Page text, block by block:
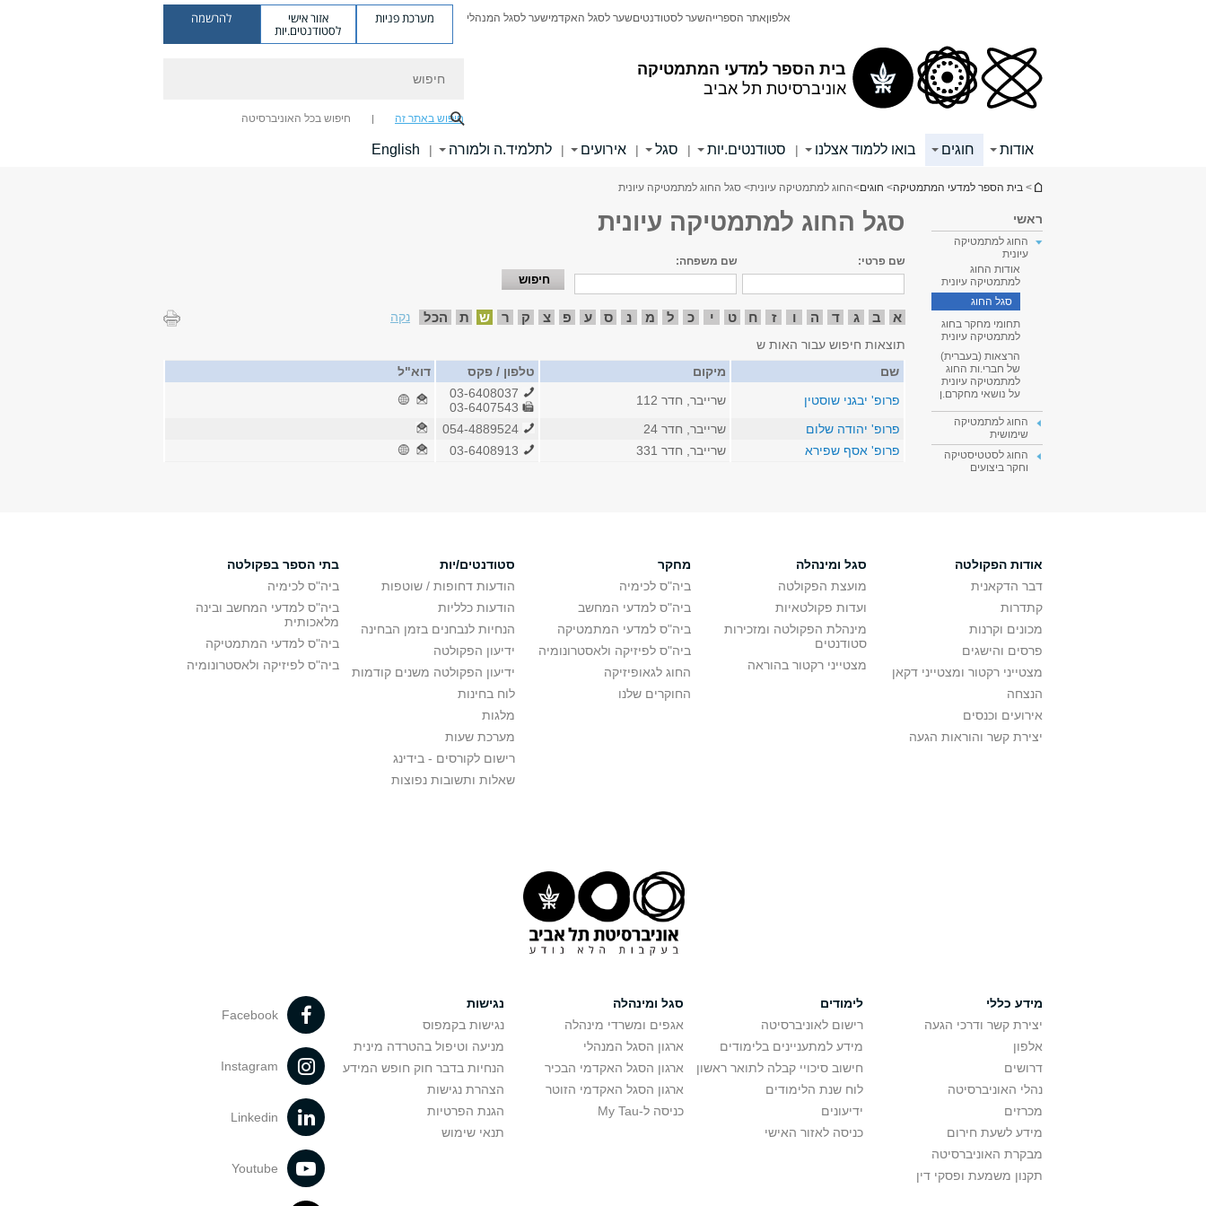
בית הספר למדעי המתמטיקה
אוניברסיטת תל אביב
אלפוןאתר הספרייהשער לסטודנטיםשער לסגל האקדמישער לסגל המנהלי מערכת פניות אזור אישי
לסטודנטים.יות
להרשמה
חיפוש באתר זה חיפוש בכל האוניברסיטה
אודות חוגים בואו ללמוד אצלנו | סטודנטים.יות | סגל | אירועים | לתלמיד.ה ולמורה |
English
הינך נמצא כאן
> בית הספר למדעי המתמטיקה> חוגים>החוג למתמטיקה עיונית> סגל החוג למתמטיקה עיונית
ראשי
החוג למתמטיקה
עיונית
אודות החוג
למתמטיקה עיונית
סגל החוג
תחומי מחקר בחוג
למתמטיקה עיונית
הרצאות (בעברית)
של חברי.ות החוג
למתמטיקה עיונית
על נושאי מחקרם.ן
החוג למתמטיקה
שימושית
החוג לסטטיסטיקה
וחקר ביצועים
סגל החוג למתמטיקה עיונית
שם פרטי: שם משפחה:
א ב ג ד ה ו ז ח ט י כ ל מ נ ס ע פ צ ק ר ש ת הכל
נקה
תוצאות חיפוש עבור האות ש
שם
מיקום טלפון / פקס
דוא"ל
פרופ' יבגני שוסטין
שרייבר, חדר 112
פרופ' יהודה שלום
שרייבר, חדר 24
פרופ' אסף שפירא
שרייבר, חדר 331
אודות הפקולטה
דבר הדקאנית
קתדרות
מכונים וקרנות
פרסים והישגים
מצטייני רקטור ומצטייני דקאן
הנצחה
אירועים וכנסים
יצירת קשר והוראות הגעה
סגל ומינהלה
מועצת הפקולטה
ועדות פקולטאיות
מינהלת הפקולטה ומזכירות
סטודנטים
מצטייני רקטור בהוראה
מחקר
ביה"ס לכימיה
ביה"ס למדעי המחשב
ביה"ס למדעי המתמטיקה
ביה"ס לפיזיקה ולאסטרונומיה
החוג לגאופיזיקה
החוקרים שלנו
סטודנטים/יות
הודעות דחופות / שוטפות
הודעות כלליות
הנחיות לנבחנים בזמן הבחינה
ידיעון הפקולטה
ידיעון הפקולטה משנים קודמות
לוח בחינות
מלגות
מערכת שעות
רישום לקורסים - בידינג
שאלות ותשובות נפוצות
בתי הספר בפקולטה
ביה"ס לכימיה
ביה"ס למדעי המחשב ובינה
מלאכותית
ביה"ס למדעי המתמטיקה
ביה"ס לפיזיקה ולאסטרונומיה
מידע כללי
יצירת קשר ודרכי הגעה
אלפון
דרושים
נהלי האוניברסיטה
מכרזים
מידע לשעת חירום
מבקרת האוניברסיטה
תקנון משמעת ופסקי דין
לימודים
רישום לאוניברסיטה
מידע למתעניינים בלימודים
חישוב סיכויי קבלה לתואר ראשון
לוח שנת הלימודים
ידיעונים
כניסה לאזור האישי
סגל ומינהלה
אגפים ומשרדי מינהלה
ארגון הסגל המנהלי
ארגון הסגל האקדמי הבכיר
ארגון הסגל האקדמי הזוטר
כניסה ל-My Tau
נגישות
נגישות בקמפוס
מניעה וטיפול בהטרדה מינית
הנחיות בדבר חוק חופש המידע
הצהרת נגישות
הגנת הפרטיות
תנאי שימוש
Facebook
Instagram
Linkedin
Youtube